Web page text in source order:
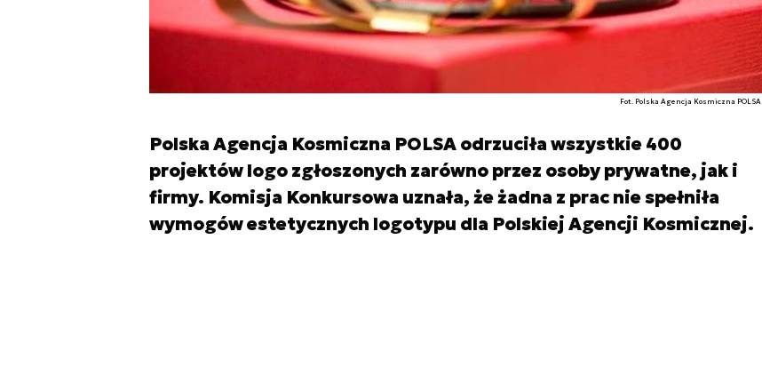
Fot. Polska Agencja Kosmiczna POLSA
Polska Agencja Kosmiczna POLSA odrzuciła wszystkie 400
projektów logo zgłoszonych zarówno przez osoby prywatne, jak i
firmy. Komisja Konkursowa uznała, że żadna z prac nie spełniła
wymogów estetycznych logotypu dla Polskiej Agencji Kosmicznej.